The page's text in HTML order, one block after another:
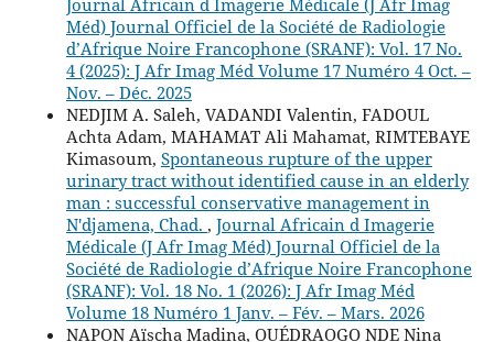
Journal Africain d Imagerie Médicale (J Afr Imag
Méd) Journal Officiel de la Société de Radiologie
d’Afrique Noire Francophone (SRANF): Vol. 17 No.
4 (2025): J Afr Imag Méd Volume 17 Numéro 4 Oct. –
Nov. – Déc. 2025
NEDJIM A. Saleh, VADANDI Valentin, FADOUL
Achta Adam, MAHAMAT Ali Mahamat, RIMTEBAYE
Kimasoum, Spontaneous rupture of the upper
urinary tract without identified cause in an elderly
man : successful conservative management in
N'djamena, Chad. , Journal Africain d Imagerie
Médicale (J Afr Imag Méd) Journal Officiel de la
Société de Radiologie d’Afrique Noire Francophone
(SRANF): Vol. 18 No. 1 (2026): J Afr Imag Méd
Volume 18 Numéro 1 Janv. – Fév. – Mars. 2026
NAPON Aïscha Madina, OUÉDRAOGO NDE Nina